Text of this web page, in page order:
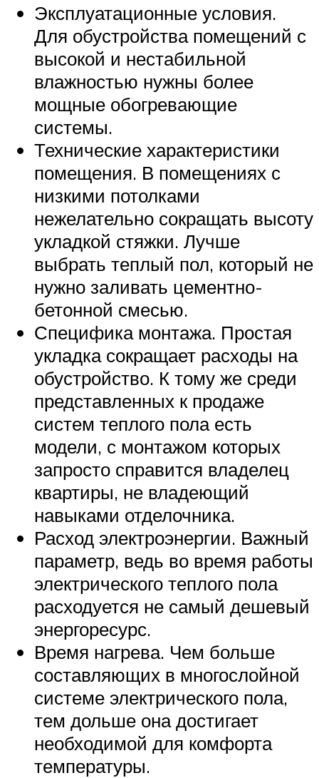
Эксплуатационные условия.
Для обустройства помещений с
высокой и нестабильной
влажностью нужны более
мощные обогревающие
системы.
Технические характеристики
помещения. В помещениях с
низкими потолками
нежелательно сокращать высоту
укладкой стяжки. Лучше
выбрать теплый пол, который не
нужно заливать цементно-
бетонной смесью.
Специфика монтажа. Простая
укладка сокращает расходы на
обустройство. К тому же среди
представленных к продаже
систем теплого пола есть
модели, с монтажом которых
запросто справится владелец
квартиры, не владеющий
навыками отделочника.
Расход электроэнергии. Важный
параметр, ведь во время работы
электрического теплого пола
расходуется не самый дешевый
энергоресурс.
Время нагрева. Чем больше
составляющих в многослойной
системе электрического пола,
тем дольше она достигает
необходимой для комфорта
температуры.